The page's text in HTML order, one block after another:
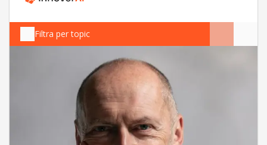
Filtra per topic